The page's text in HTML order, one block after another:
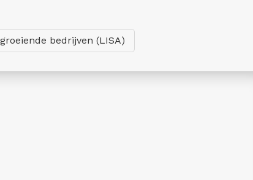
bedrijven (LISA)